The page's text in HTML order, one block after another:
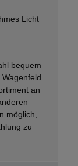
Licht
bequem
an
möglich,
zu